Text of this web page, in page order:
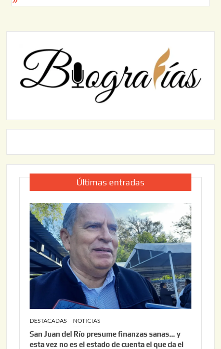
entradas
Últimas entradas
DESTACADAS NOTICIAS
San Juan del Río presume finanzas sanas… y
esta vez no es el estado de cuenta el que da el